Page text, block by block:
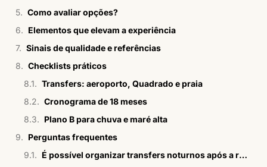
Como avaliar opções?
Elementos que elevam a experiência
Sinais de qualidade e referências
Checklists práticos
Transfers: aeroporto, Quadrado e praia
Cronograma de 18 meses
Plano B para chuva e maré alta
Perguntas frequentes
É possível organizar transfers noturnos após a recepção em Trancoso?